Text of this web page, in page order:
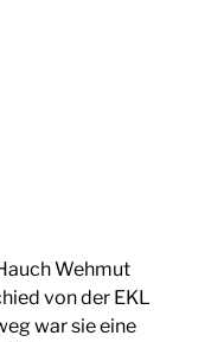
Wehmut
von der EKL
war sie eine